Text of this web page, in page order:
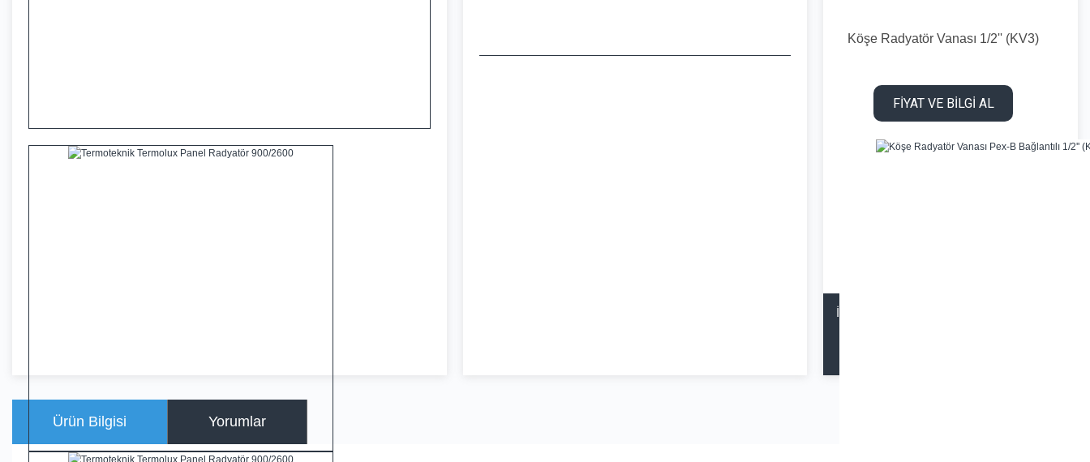
Köşe Radyatör Vanası 1/2'' (KV3)
FİYAT VE BİLGİ AL
İnşaat Projeleriniz ve Toplu Ürün Alımlarınız
Ürün Bilgisi Yorumlar